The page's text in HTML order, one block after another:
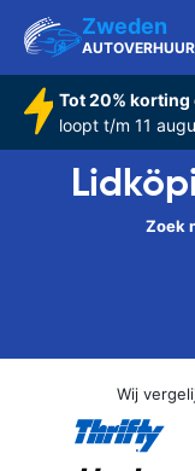
Zweden
Tot 20%
loopt t/m 11
Zoek
Wij